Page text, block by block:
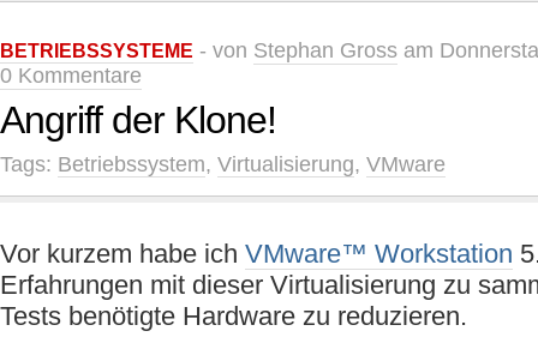
BETRIEBSSYSTEME - von Stephan Gross am
0 Kommentare
Angriff der Klone!
Tags: Betriebssystem, Virtualisierung, VMware
Vor kurzem habe ich VMware™ Workstation
Erfahrungen mit dieser Virtualisierung zu
Tests benötigte Hardware zu reduzieren.